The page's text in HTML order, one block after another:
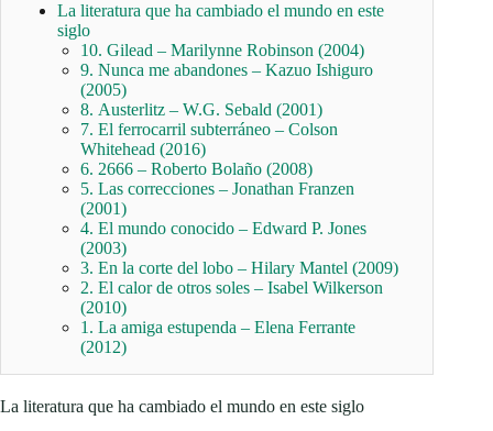
La literatura que ha cambiado el mundo en este
siglo
10. Gilead – Marilynne Robinson (2004)
9. Nunca me abandones – Kazuo Ishiguro
(2005)
8. Austerlitz – W.G. Sebald (2001)
7. El ferrocarril subterráneo – Colson
Whitehead (2016)
6. 2666 – Roberto Bolaño (2008)
5. Las correcciones – Jonathan Franzen
(2001)
4. El mundo conocido – Edward P. Jones
(2003)
3. En la corte del lobo – Hilary Mantel (2009)
2. El calor de otros soles – Isabel Wilkerson
(2010)
1. La amiga estupenda – Elena Ferrante
(2012)
La literatura que ha cambiado el mundo en este siglo